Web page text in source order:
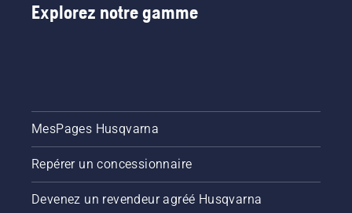
Explorez notre gamme
MesPages Husqvarna
Repérer un concessionnaire
Devenez un revendeur agréé Husqvarna